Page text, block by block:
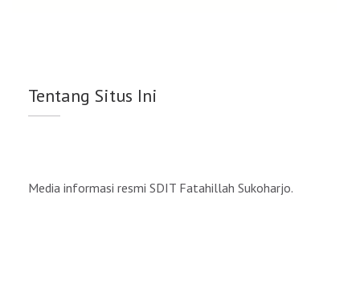
Tentang Situs Ini
Media informasi resmi SDIT Fatahillah Sukoharjo.